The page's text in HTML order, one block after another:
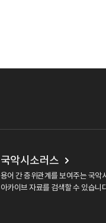
국악시소러스
용어 간 층위관계를 보여주는 국악
아카이브 자료를 검색할 수 있습니